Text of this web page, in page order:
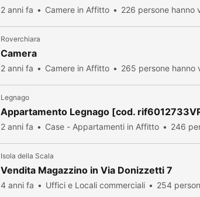
2 anni fa Camere in Affitto 226 persone hanno
Roverchiara
Camera
2 anni fa Camere in Affitto 265 persone hanno
Legnago
Appartamento Legnago [cod.
2 anni fa Case - Appartamenti in Affitto 246
Isola della Scala
Vendita Magazzino in Via Donizzetti 7
4 anni fa Uffici e Locali commerciali 254